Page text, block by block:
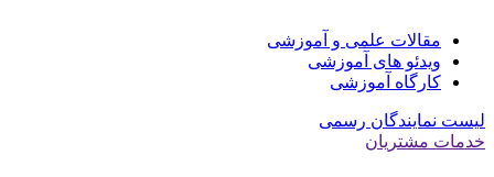
مقالات علمی و آموزشی
ویدئو های آموزشی
کارگاه آموزشی
لیست نمایندگان رسمی
خدمات مشتریان